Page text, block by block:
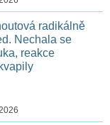
radikálně
Nechala se
reakce